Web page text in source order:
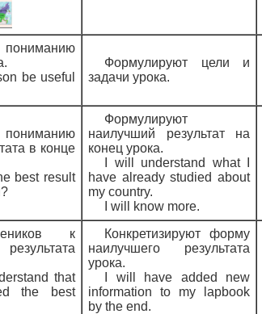
be useful
Формулируют цели и
задачи урока.
в конце
best result
Формулируют
наилучший результат на
конец урока.
I will understand what I
have already studied about
my country.
I will know more.
к
that
the best
Конкретизируют форму
наилучшего результата
урока.
I will have added new
information to my lapbook
by the end.